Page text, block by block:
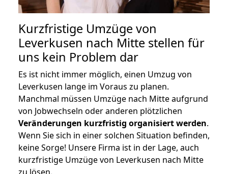
Kurzfristige Umzüge von
Leverkusen nach Mitte stellen für
uns kein Problem dar
Es ist nicht immer möglich, einen Umzug von
Leverkusen lange im Voraus zu planen.
Manchmal müssen Umzüge nach Mitte aufgrund
von Jobwechseln oder anderen plötzlichen
Veränderungen kurzfristig organisiert werden.
Wenn Sie sich in einer solchen Situation befinden,
keine Sorge! Unsere Firma ist in der Lage, auch
kurzfristige Umzüge von Leverkusen nach Mitte